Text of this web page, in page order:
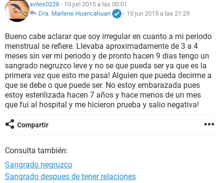
NUTRICIÓN
BIENESTAR
SEXUALIDAD
GLOSARIO
aviles0228 - 10 jun 2015 a las 00:01
Dra. Marlene Huancahuari
- 10 jun 2015 a las 21:29
Bueno cabe aclarar que soy irregular en cuanto a mi periodo
menstrual se refiere. Llevaba aproximadamente de 3 a 4
meses sin ver mi periodo y de pronto hacen 9 dias tengo un
sangrado negruzco leve y no se que pueda ser ya que es la
primera vez que esto me pasa! Alguien que pueda decirme a
que se debe o que puede ser. No estoy embarazada pues
estoy esterilizada hacen 7 años y hace menos de un mes
que fui al hospital y me hicieron prueba y salio negativa!
Compartir
Consulta también:
Sangrado negruzco
Sangrado despues de tener relaciones